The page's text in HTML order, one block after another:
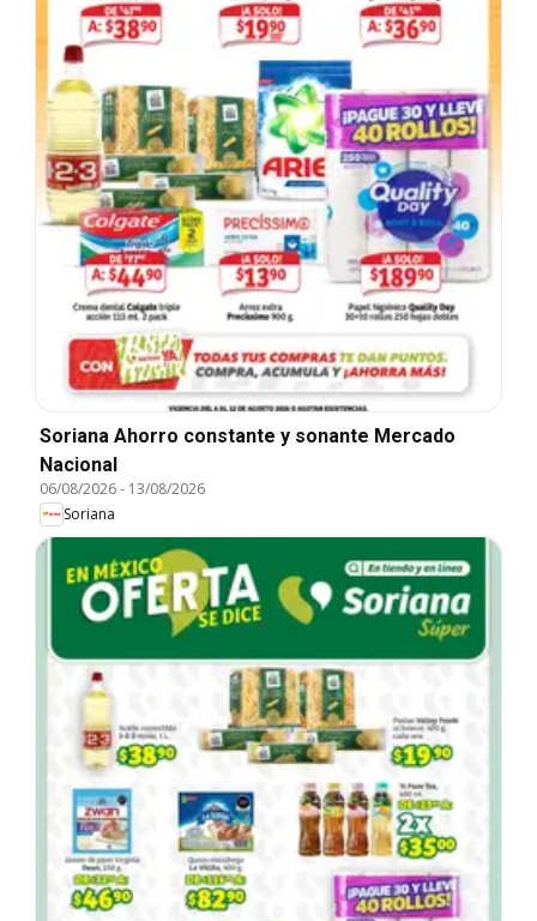
Soriana Ahorro constante y sonante Mercado
Nacional
06/08/2026- 13/08/2026
Soriana